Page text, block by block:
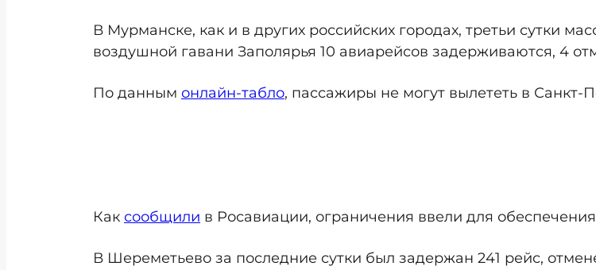
В Мурманске, как и в других российских городах, третьи сутки
воздушной гавани Заполярья 10 авиарейсов задерживаются, 4
По данным онлайн-табло, пассажиры не могут вылететь в Санкт-
Как сообщили в Росавиации, ограничения ввели для
В Шереметьево за последние сутки был задержан 241 рейс,